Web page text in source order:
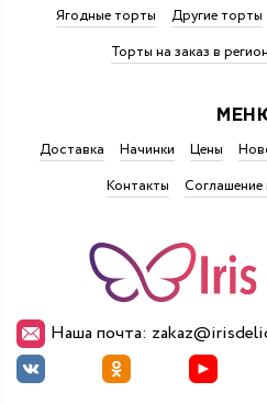
Наша почта:
Ягодные торты
Другие торты
Торты на заказ в
Доставка Начинки Цены
Контакты
Соглашение